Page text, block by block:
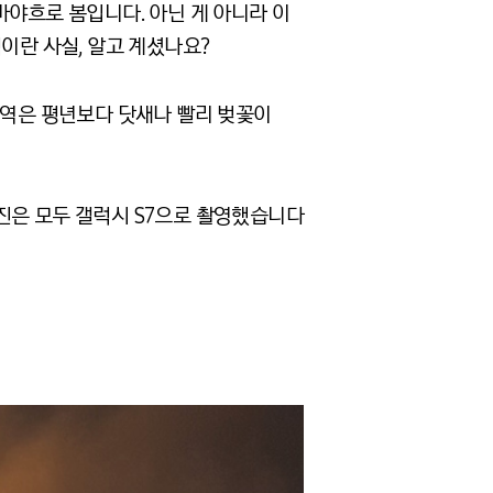
흐로 봄입니다. 아닌 게 아니라 이
란 사실, 알고 계셨나요?
은 평년보다 닷새나 빨리 벚꽃이
모두 갤럭시 S7으로 촬영했습니다